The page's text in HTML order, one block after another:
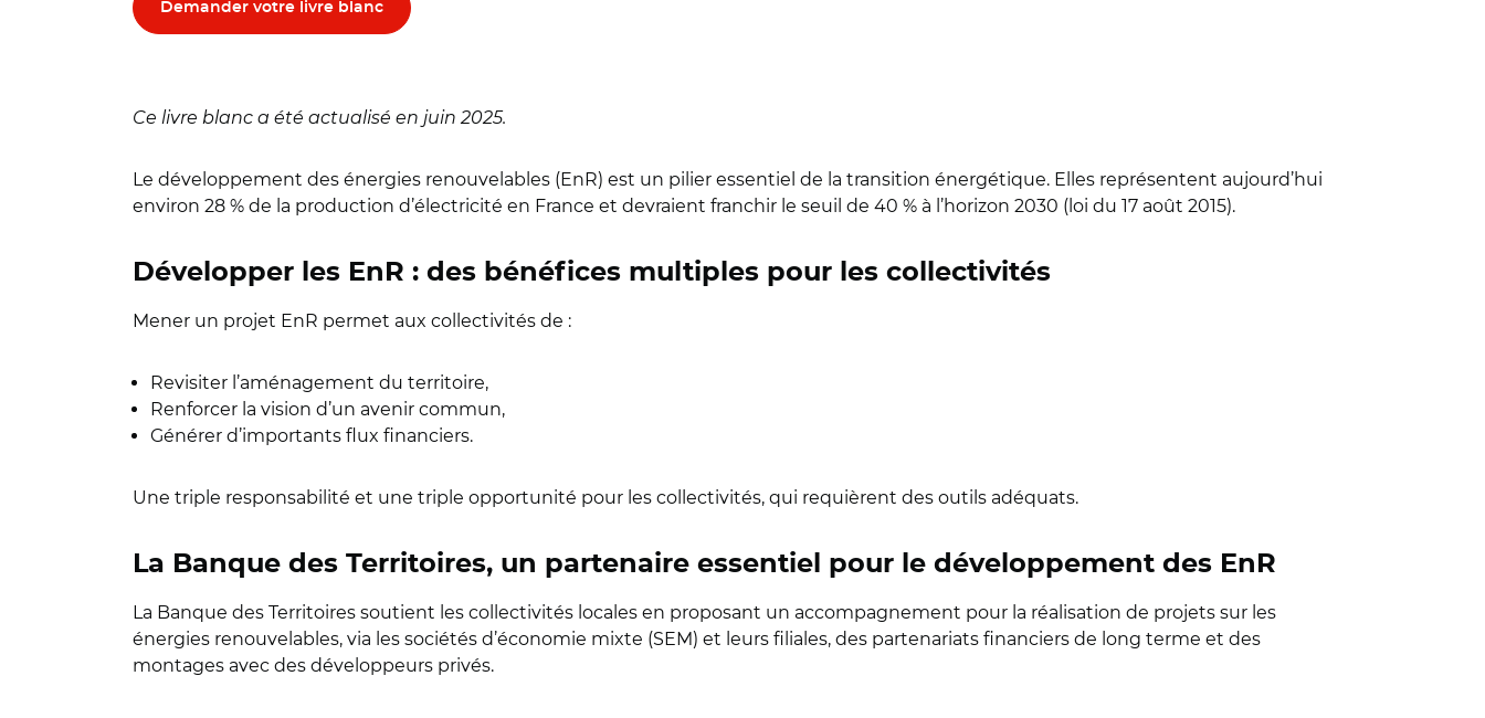
Demander votre livre blanc
Ce livre blanc a été actualisé en juin 2025.
Le développement des énergies renouvelables (EnR) est un pilier essentiel de la transition énergétique. Elles représentent aujourd’hui
environ 28 % de la production d’électricité en France et devraient franchir le seuil de 40 % à l’horizon 2030 (loi du 17 août 2015).
Développer les EnR : des bénéfices multiples pour les collectivités
Mener un projet EnR permet aux collectivités de :
Revisiter l’aménagement du territoire,
Renforcer la vision d’un avenir commun,
Générer d’importants flux financiers.
Une triple responsabilité et une triple opportunité pour les collectivités, qui requièrent des outils adéquats.
La Banque des Territoires, un partenaire essentiel pour le développement des EnR
La Banque des Territoires soutient les collectivités locales en proposant un accompagnement pour la réalisation de projets sur les
énergies renouvelables, via les sociétés d’économie mixte (SEM) et leurs filiales, des partenariats financiers de long terme et des
montages avec des développeurs privés.